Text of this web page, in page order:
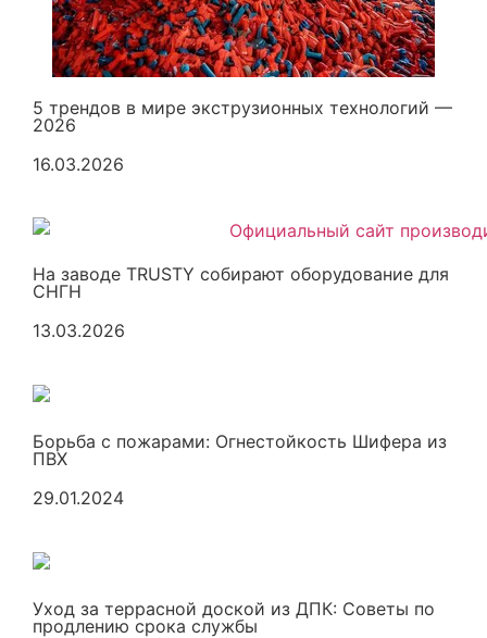
5 трендов в мире экструзионных технологий —
2026
16.03.2026
На заводе TRUSTY собирают оборудование для
СНГН
13.03.2026
Борьба с пожарами: Огнестойкость Шифера из
ПВХ
29.01.2024
Уход за террасной доской из ДПК: Советы по
продлению срока службы